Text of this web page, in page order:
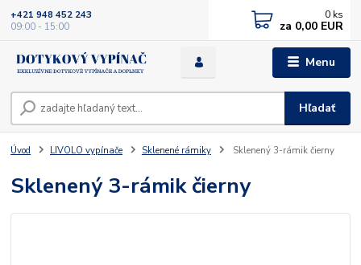
Menu
Hľadať
+421 948 452 243
09:00 - 15:00
0 ks
za 0,00 EUR
Úvod LIVOLO vypínače Sklenené rámiky Sklenený 3-rámik čierny
Sklenený 3-rámik čierny